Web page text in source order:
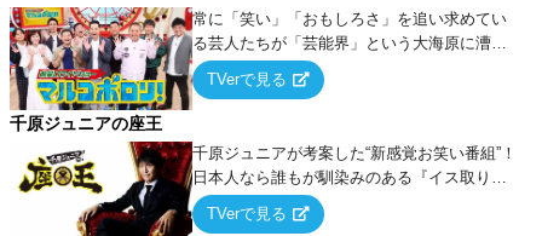
常に「笑い」「おもしろさ」を追い求めてい
る芸人たちが「芸能界」という大海原に漕ぎ
出でて、新たなオモシロ人間を発掘する！
TVerで見る
千原ジュニアの座王
千原ジュニアが考案した“新感覚お笑い番組”！
日本人なら誰もが馴染みのある『イス取りゲ
ーム』をベースに、大喜利・ギャグ・モノボ
ケ・歌…など様々なお題で芸人がショートネ
TVerで見る